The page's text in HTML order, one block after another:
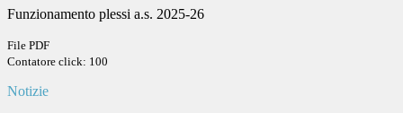
Funzionamento plessi a.s. 2025-26
File PDF
Contatore click: 100
Notizie